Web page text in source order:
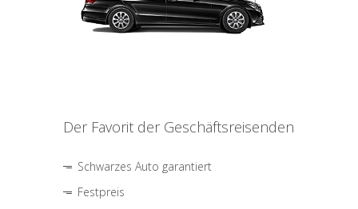
Der Favorit der Geschäftsreisenden
Schwarzes Auto garantiert
Festpreis